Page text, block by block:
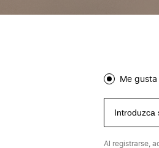
Me
Al registrarse,